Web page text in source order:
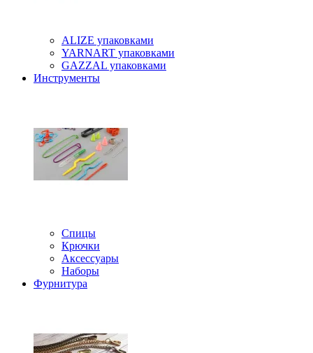
ALIZE упаковками
YARNART упаковками
GAZZAL упаковками
Инструменты
Спицы
Крючки
Аксессуары
Наборы
Фурнитура